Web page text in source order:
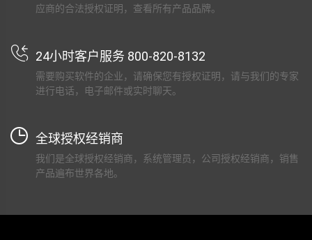
应商的合法授权证明，查看所有产品品牌。
24小时客户服务 800-820-8132
需要购买软件的企业，请确保您有授权证明，请与我们的专家
进行电话，电子邮件或实时聊天。
全球授权经销商
我们是全球授权经销商，系统管理员，公司授权经销商，销售
产品遍布世界各地。